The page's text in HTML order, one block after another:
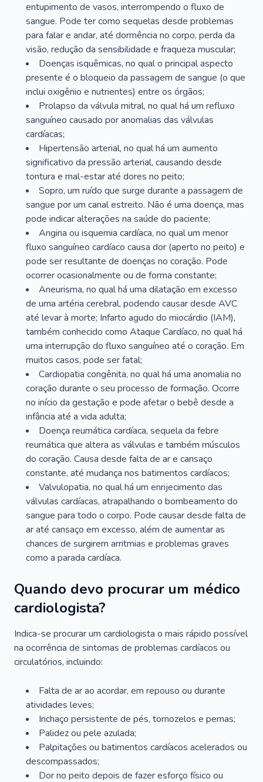
entupimento de vasos, interrompendo o fluxo de
sangue. Pode ter como sequelas desde problemas
para falar e andar, até dormência no corpo, perda da
visão, redução da sensibilidade e fraqueza muscular;
Doenças isquêmicas, no qual o principal aspecto
presente é o bloqueio da passagem de sangue (o que
inclui oxigênio e nutrientes) entre os órgãos;
Prolapso da válvula mitral, no qual há um refluxo
sanguíneo causado por anomalias das válvulas
cardíacas;
Hipertensão arterial, no qual há um aumento
significativo da pressão arterial, causando desde
tontura e mal-estar até dores no peito;
Sopro, um ruído que surge durante a passagem de
sangue por um canal estreito. Não é uma doença, mas
pode indicar alterações na saúde do paciente;
Angina ou isquemia cardíaca, no qual um menor
fluxo sanguíneo cardíaco causa dor (aperto no peito) e
pode ser resultante de doenças no coração. Pode
ocorrer ocasionalmente ou de forma constante;
Aneurisma, no qual há uma dilatação em excesso
de uma artéria cerebral, podendo causar desde AVC
até levar à morte; Infarto agudo do miocárdio (IAM),
também conhecido como Ataque Cardíaco, no qual há
uma interrupção do fluxo sanguíneo até o coração. Em
muitos casos, pode ser fatal;
Cardiopatia congênita, no qual há uma anomalia no
coração durante o seu processo de formação. Ocorre
no início da gestação e pode afetar o bebê desde a
infância até a vida adulta;
Doença reumática cardíaca, sequela da febre
reumática que altera as válvulas e também músculos
do coração. Causa desde falta de ar e cansaço
constante, até mudança nos batimentos cardíacos;
Valvulopatia, no qual há um enrijecimento das
válvulas cardíacas, atrapalhando o bombeamento do
sangue para todo o corpo. Pode causar desde falta de
ar até cansaço em excesso, além de aumentar as
chances de surgirem arritmias e problemas graves
como a parada cardíaca.
Quando devo procurar um médico
cardiologista?
Indica-se procurar um cardiologista o mais rápido possível
na ocorrência de sintomas de problemas cardíacos ou
circulatórios, incluindo:
Falta de ar ao acordar, em repouso ou durante
atividades leves;
Inchaço persistente de pés, tornozelos e pernas;
Palidez ou pele azulada;
Palpitações ou batimentos cardíacos acelerados ou
descompassados;
Dor no peito depois de fazer esforço físico ou